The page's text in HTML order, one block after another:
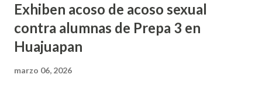
Exhiben acoso de acoso sexual
contra alumnas de Prepa 3 en
Huajuapan
marzo 06, 2026